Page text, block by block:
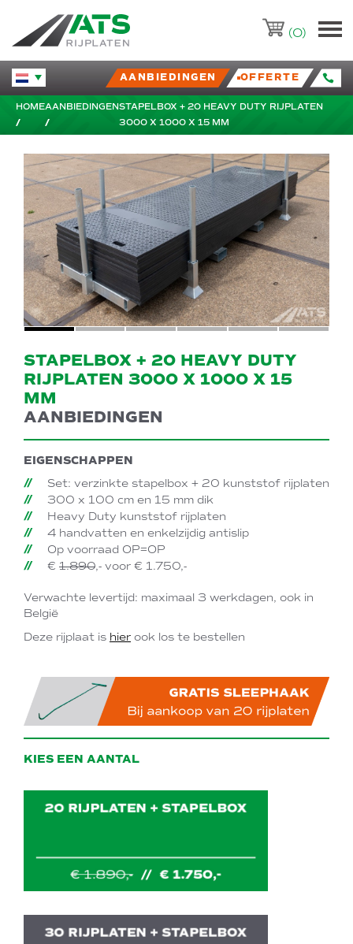
ATS-Trading.nl
(0)
Huidige taal veranderen.AANBIEDINGEN OFFERTE
HOMEAANBIEDINGENSTAPELBOX + 20 HEAVY DUTY RIJPLATEN
3000 X 1000 X 15 MM
STAPELBOX + 20 HEAVY DUTY
RIJPLATEN 3000 X 1000 X 15
MM
AANBIEDINGEN
EIGENSCHAPPEN
Set: verzinkte stapelbox + 20 kunststof rijplaten
300 x 100 cm en 15 mm dik
Heavy Duty kunststof rijplaten
4 handvatten en enkelzijdig antislip
Op voorraad OP=OP
€ 1.890,- voor € 1.750,-
Verwachte levertijd: maximaal 3 werkdagen, ook in
België
Deze rijplaat is hier ook los te bestellen
KIES EEN AANTAL